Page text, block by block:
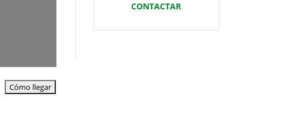
CONTACTAR